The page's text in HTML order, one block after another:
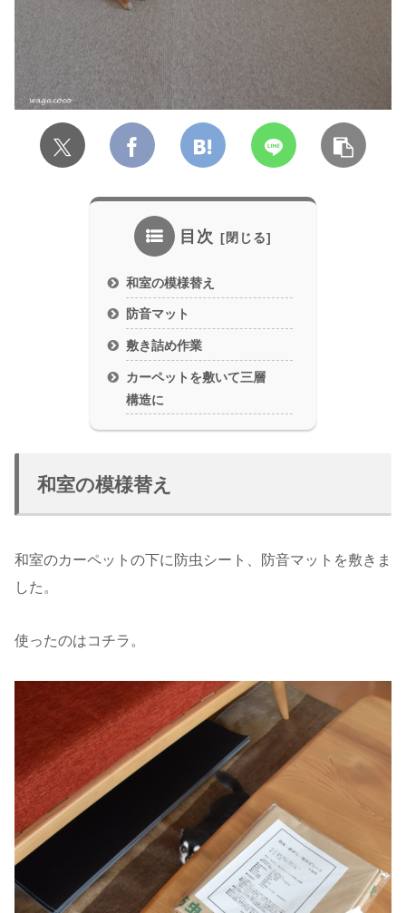
目次
和室の模様替え
防音マット
敷き詰め作業
カーペットを敷いて三層
構造に
和室の模様替え
和室のカーペットの下に防虫シート、防音マットを敷きま
した。
使ったのはコチラ。